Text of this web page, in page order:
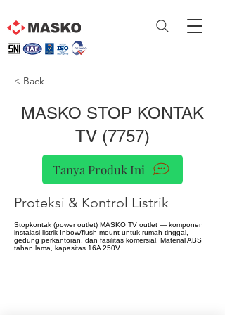
< Back
MASKO STOP KONTAK
TV (7757)
Tanya Produk Ini
Proteksi & Kontrol Listrik
Stopkontak (power outlet) MASKO TV outlet — komponen
instalasi listrik Inbow/flush-mount untuk rumah tinggal,
gedung perkantoran, dan fasilitas komersial. Material ABS
tahan lama, kapasitas 16A 250V.